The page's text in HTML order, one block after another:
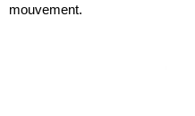
mouvement.